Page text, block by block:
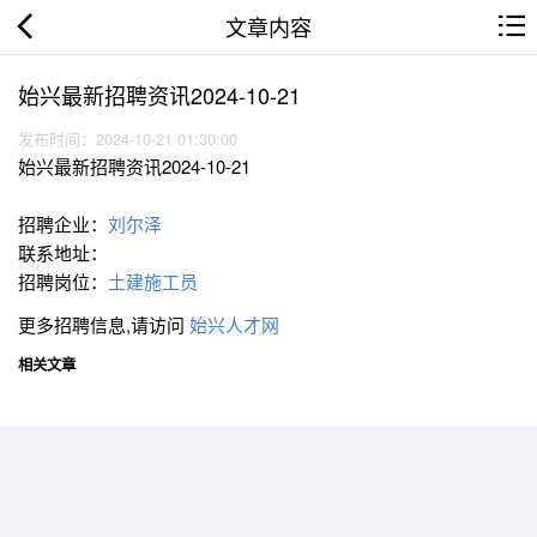
文章内容
始兴最新招聘资讯2024-10-21
发布时间：2024-10-21 01:30:00
始兴最新招聘资讯2024-10-21
招聘企业： 刘尔泽
联系地址：
招聘岗位： 土建施工员
更多招聘信息,请访问 始兴人才网
相关文章